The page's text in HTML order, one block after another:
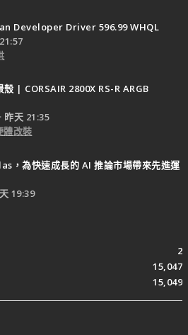
Developer Driver 596.99 WHQL
殼 | CORSAIR 2800X RS-R ARGB
昨天 21:35
體改裝
，為快速成長的 AI 推論市場帶來先進運
19:39
2
15,047
15,049